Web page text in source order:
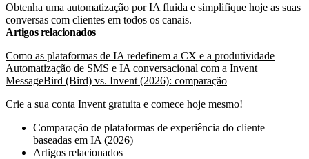
Obtenha uma automatização por IA fluida e simplifique hoje as suas
conversas com clientes em todos os canais.
Artigos relacionados
Como as plataformas de IA redefinem a CX e a produtividade
Automatização de SMS e IA conversacional com a Invent
MessageBird (Bird) vs. Invent (2026): comparação
Crie a sua conta Invent gratuita e comece hoje mesmo!
Comparação de plataformas de experiência do cliente
baseadas em IA (2026)
Artigos relacionados